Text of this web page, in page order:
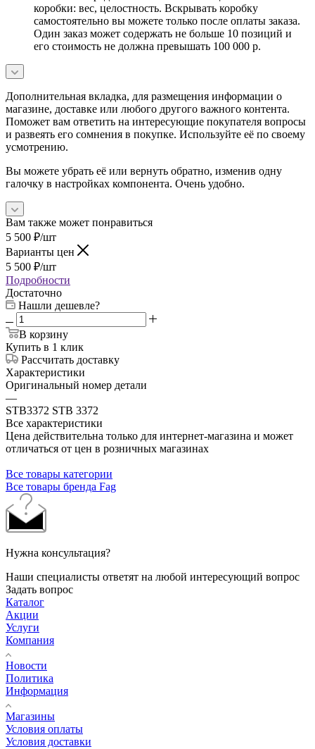
коробки: вес, целостность. Вскрывать коробку
самостоятельно вы можете только после оплаты заказа.
Один заказ может содержать не больше 10 позиций и
его стоимость не должна превышать 100 000 р.
Дополнительная вкладка, для размещения информации о
магазине, доставке или любого другого важного контента.
Поможет вам ответить на интересующие покупателя вопросы
и развеять его сомнения в покупке. Используйте её по своему
усмотрению.
Вы можете убрать её или вернуть обратно, изменив одну
галочку в настройках компонента. Очень удобно.
Вам также может понравиться
5 500 ₽/шт
Варианты цен
5 500 ₽/шт
Подробности
Достаточно
Нашли дешевле?
В корзину
Купить в 1 клик
Рассчитать доставку
Характеристики
Оригинальный номер детали
—
STB3372 STB 3372
Все характеристики
Цена действительна только для интернет-магазина и может
отличаться от цен в розничных магазинах
Все товары категории
Все товары бренда Fag
Нужна консультация?
Наши специалисты ответят на любой интересующий вопрос
Задать вопрос
Каталог
Акции
Услуги
Компания
Новости
Политика
Информация
Магазины
Условия оплаты
Условия доставки